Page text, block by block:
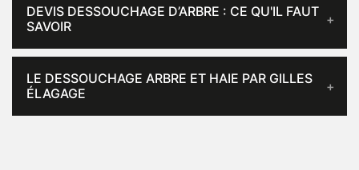
DEVIS DESSOUCHAGE D’ARBRE : CE QU'IL FAUT
SAVOIR
LE DESSOUCHAGE ARBRE ET HAIE PAR GILLES
ÉLAGAGE